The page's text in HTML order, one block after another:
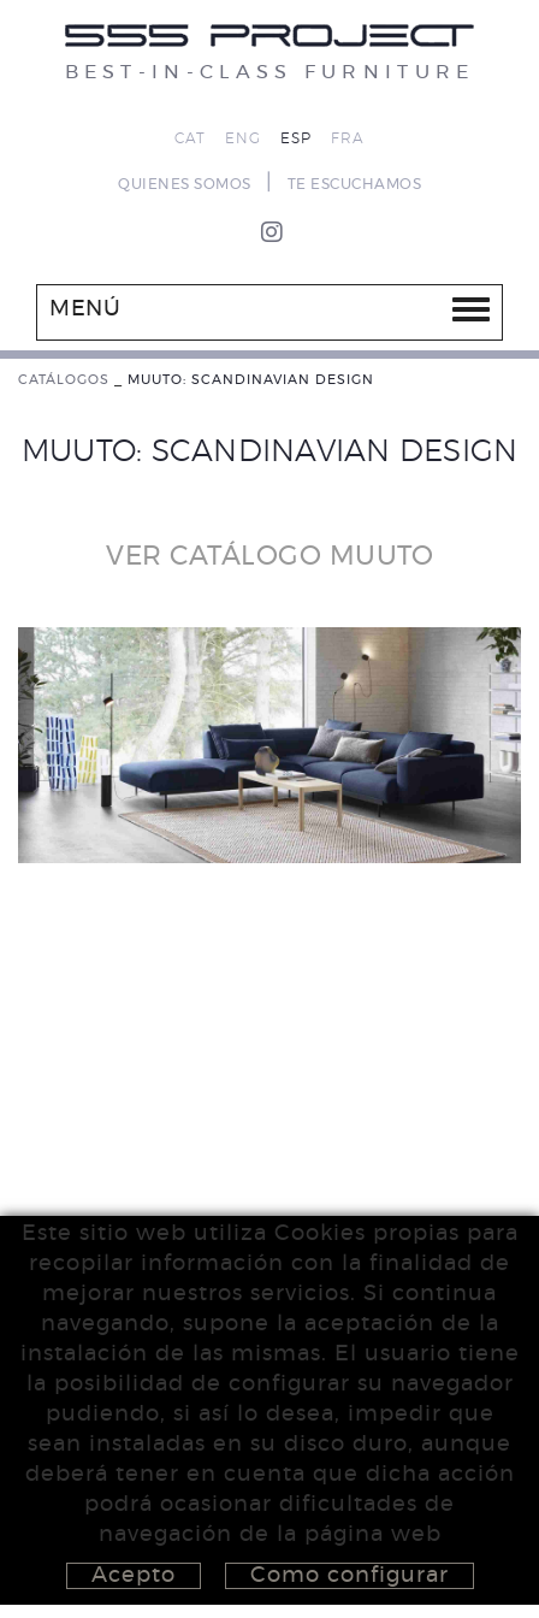
BEST-IN-CLASS FURNITURE
CAT ENG ESP FRA
QUIENES SOMOS TE ESCUCHAMOS
MENÚ
CATÁLOGOS MUUTO: SCANDINAVIAN DESIGN
MUUTO: SCANDINAVIAN DESIGN
VER CATÁLOGO MUUTO
Este sitio web utiliza Cookies propias para
recopilar información con la finalidad de
mejorar nuestros servicios. Si continua
navegando, supone la aceptación de la
instalación de las mismas. El usuario tiene
la posibilidad de configurar su navegador
pudiendo, si así lo desea, impedir que
sean instaladas en su disco duro, aunque
deberá tener en cuenta que dicha acción
podrá ocasionar dificultades de
navegación de la página web
Acepto
Como configurar